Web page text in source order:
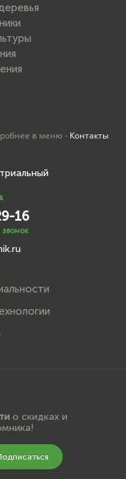
в меню - Контакты
16
звонок
о скидках и